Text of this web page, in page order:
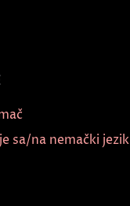
sa/na nemački jezik